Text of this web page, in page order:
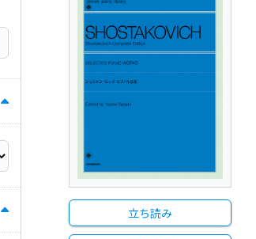
立ち読み